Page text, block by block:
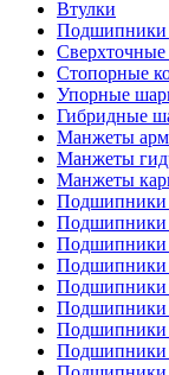
Втулки
Подшипники
Стопорные
Упорные
Гибридные
Манжеты
Манжеты
Манжеты
Подшипники
Подшипники
Подшипники
Подшипники